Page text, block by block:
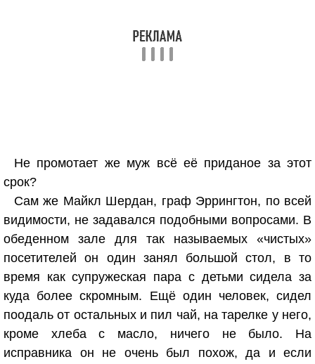
Не промотает же муж всё её приданое за этот
срок?
Сам же Майкл Шердан, граф Эррингтон, по всей
видимости, не задавался подобными вопросами. В
обеденном зале для так называемых «чистых»
посетителей он один занял большой стол, в то
время как супружеская пара с детьми сидела за
куда более скромным. Ещё один человек, сидел
поодаль от остальных и пил чай, на тарелке у него,
кроме хлеба с масло, ничего не было. На
исправника он не очень был похож, да и если